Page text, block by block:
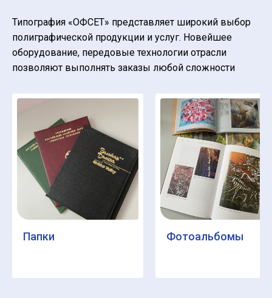
Типография «ОФСЕТ» представляет широкий выбор
полиграфической продукции и услуг. Новейшее
оборудование, передовые технологии отрасли
позволяют выполнять заказы любой сложности
Папки Фотоальбомы